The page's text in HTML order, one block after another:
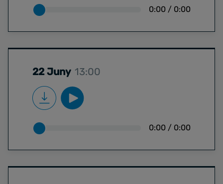
0:00 / 0:00
22 Juny 13:00
0:00 / 0:00